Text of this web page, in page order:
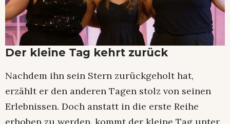
Der kleine Tag kehrt zurück
Nachdem ihn sein Stern zurückgeholt hat,
erzählt er den anderen Tagen stolz von seinen
Erlebnissen. Doch anstatt in die erste Reihe